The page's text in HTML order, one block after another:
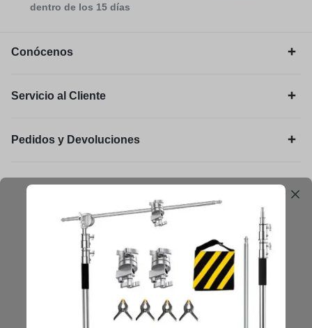
dentro de los 15 días
Conócenos
Servicio al Cliente
Pedidos y Devoluciones
Legal
Mantengámonos en contacto
Obtenga consejos, sugerencias, actualizaciones y más.
Mantenerse en Contacto